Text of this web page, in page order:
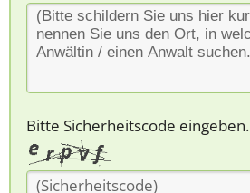
Bitte Sicherheitscode eingeben.